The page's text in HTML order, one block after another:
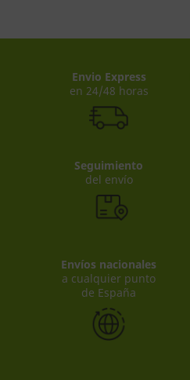
Envio Express
en 24/48 horas
Seguimiento
del envío
Envíos nacionales
a cualquier punto
de España